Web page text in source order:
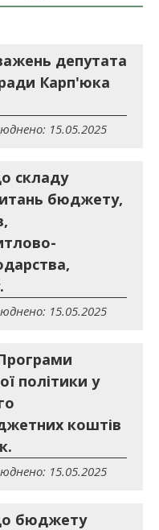
депутата
Карп'юка
15.05.2025
складу
бюджету,
15.05.2025
політики у
коштів
15.05.2025
бюджету